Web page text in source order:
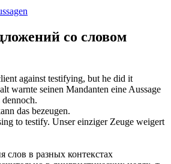
со словом
against testifying, but he did it
warnte seinen Mandanten eine Aussage
dennoch.
das bezeugen.
to testify. Unser einziger Zeuge weigert
в разных контекстах